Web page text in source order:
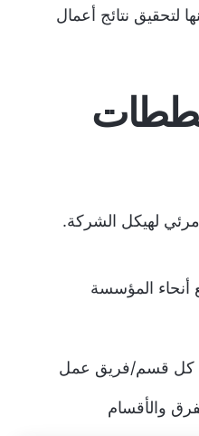
لتحقيق نتائج أعمال
لهيكل الشركة.
أنحاء المؤسسة
كل قسم/فريق عمل
والأقسام